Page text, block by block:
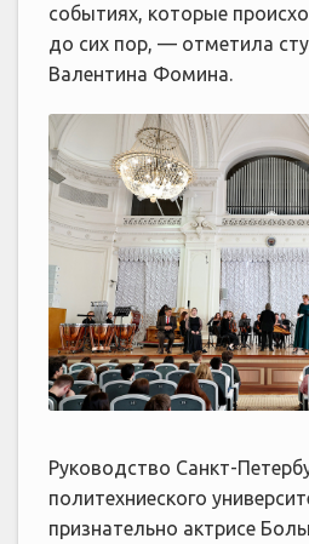
событиях, которые
до сих пор, — отметила
Валентина Фомина.
Руководство Санкт-
политехниеского
признательно актрисе